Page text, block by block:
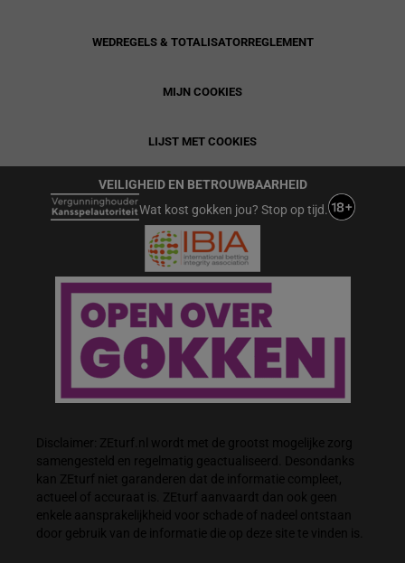
WEDREGELS & TOTALISATORREGLEMENT
MIJN COOKIES
LIJST MET COOKIES
VEILIGHEID EN BETROUWBAARHEID
Wat kost gokken jou? Stop op tijd.
Disclaimer: ZEturf.nl wordt met de grootst mogelijke zorg
samengesteld en regelmatig geactualiseerd. Desondanks
kan ZEturf niet garanderen dat de informatie compleet,
actueel of accuraat is. ZEturf aanvaardt dan ook geen
enkele aansprakelijkheid voor schade of nadeel ontstaan
door gebruik van de informatie die op deze site te vinden is.